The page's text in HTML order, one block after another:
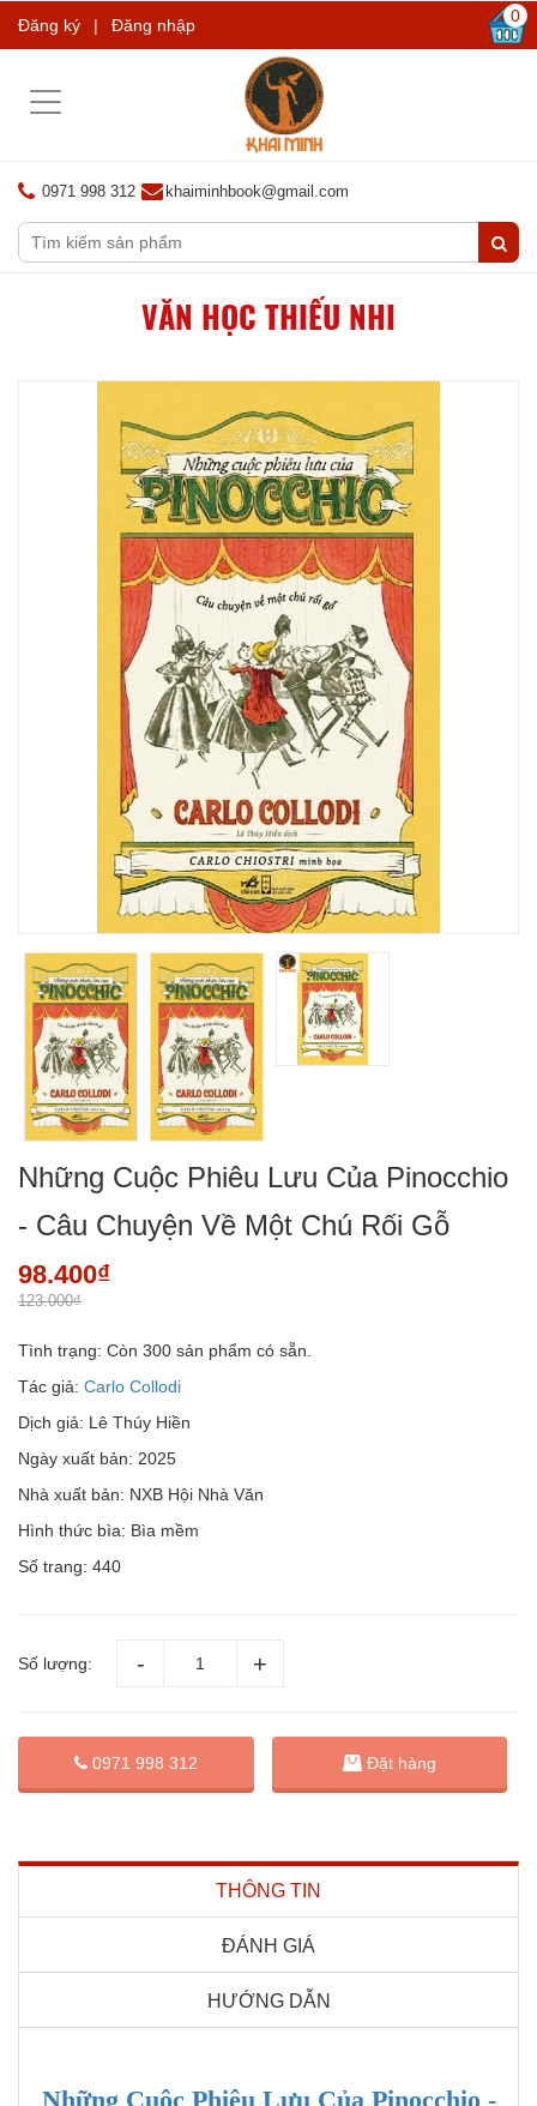
Đăng ký | Đăng nhập 0
Toggle
0971 998 312 khaiminhbook@gmail.com
VĂN HỌC THIẾU NHI
Những Cuộc Phiêu Lưu Của Pinocchio
- Câu Chuyện Về Một Chú Rối Gỗ
98.400₫
123.000₫
Tình trạng: Còn 300 sản phẩm có sẵn.
Tác giả: Carlo Collodi
Dịch giả: Lê Thúy Hiền
Ngày xuất bản: 2025
Nhà xuất bản: NXB Hội Nhà Văn
Hình thức bìa: Bìa mềm
Số trang: 440
Số lượng:
0971 998 312 Đặt hàng
THÔNG TIN
ĐÁNH GIÁ
HƯỚNG DẪN
Những Cuộc Phiêu Lưu Của Pinocchio -